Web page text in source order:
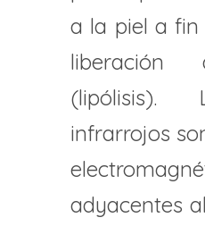
a la piel a
liberación
(lipólisis).
infrarrojos
adyacentes